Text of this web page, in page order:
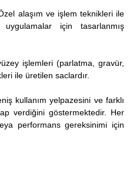
alaşım ve işlem teknikleri ile
için tasarlanmış
işlemleri (parlatma, gravür,
ile üretilen saclardır.
kullanım yelpazesini ve farklı
verdiğini göstermektedir. Her
performans gereksinimi için